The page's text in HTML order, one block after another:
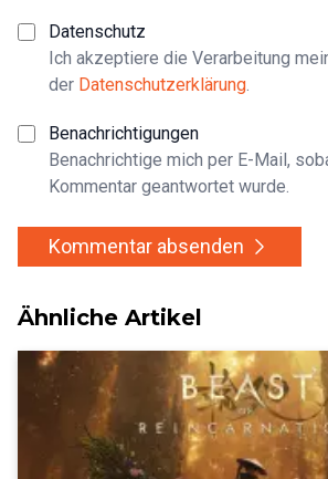
Datenschutz
Ich akzeptiere die Verarbeitung
der Datenschutzerklärung.
Benachrichtigungen
Benachrichtige mich per E-Mail,
Kommentar geantwortet wurde.
Kommentar absenden
Ähnliche Artikel